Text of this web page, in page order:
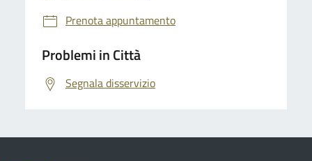
Prenota appuntamento
Problemi in Città
Segnala disservizio